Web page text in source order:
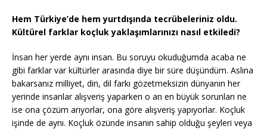
Hem Türkiye’de hem yurtdışında tecrübeleriniz oldu.
Kültürel farklar koçluk yaklaşımlarınızı nasıl etkiledi?
İnsan her yerde aynı insan. Bu soruyu okuduğumda acaba ne
gibi farklar var kültürler arasında diye bir süre düşündüm. Aslına
bakarsanız milliyet, din, dil farkı gözetmeksizin dünyanın her
yerinde insanlar alışveriş yaparken o an en büyük sorunları ne
ise ona çözüm arıyorlar, ona göre alışveriş yapıyorlar. Koçluk
işinde de aynı. Koçluk özünde insanın sahip olduğu şeyleri veya